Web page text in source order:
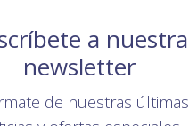
a nuestra
newsletter
de nuestras últimas